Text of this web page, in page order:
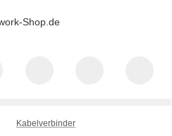
Kabelverbinder